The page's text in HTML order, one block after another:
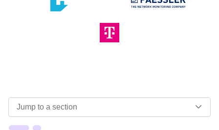
Jump to a section